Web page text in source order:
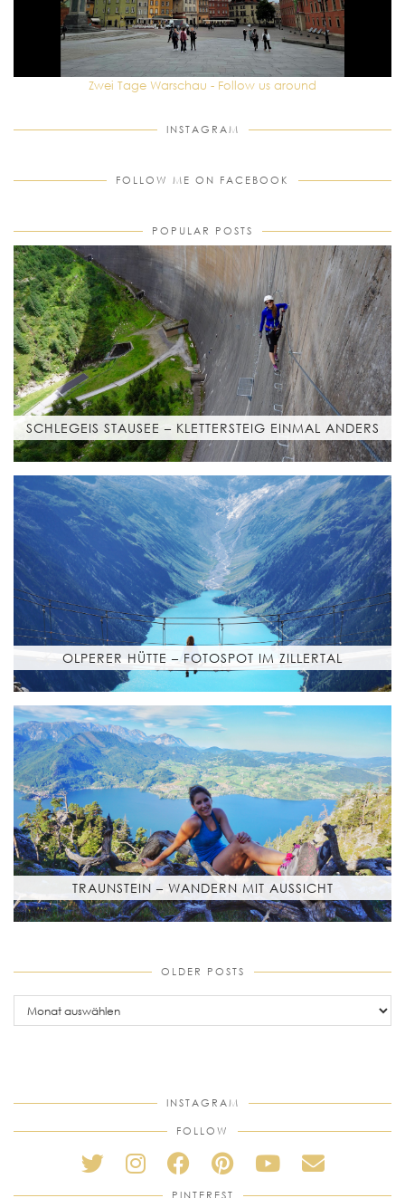
Zwei Tage Warschau - Follow us around
INSTAGRAM
FOLLOW ME ON FACEBOOK
POPULAR POSTS
SCHLEGEIS STAUSEE – KLETTERSTEIG EINMAL ANDERS
OLPERER HÜTTE – FOTOSPOT IM ZILLERTAL
TRAUNSTEIN – WANDERN MIT AUSSICHT
OLDER POSTS
older
posts
INSTAGRAM
FOLLOW
PINTEREST